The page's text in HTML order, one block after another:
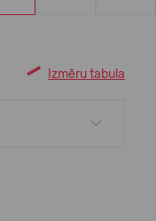
Izmēru tabula